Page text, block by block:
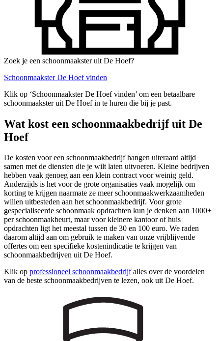
Zoek je een schoonmaakster uit De Hoef?
Schoonmaakster De Hoef vinden
Klik op ‘Schoonmaakster De Hoef vinden’ om een betaalbare
schoonmaakster uit De Hoef in te huren die bij je past.
Wat kost een schoonmaakbedrijf uit De
Hoef
De kosten voor een schoonmaakbedrijf hangen uiteraard altijd
samen met de diensten die je wilt laten uitvoeren. Kleine bedrijven
hebben vaak genoeg aan een klein contract voor weinig geld.
Anderzijds is het voor de grote organisaties vaak mogelijk om
korting te krijgen naarmate ze meer schoonmaakwerkzaamheden
willen uitbesteden aan het schoonmaakbedrijf. Voor grote
gespecialiseerde schoonmaak opdrachten kun je denken aan 1000+
per schoonmaakbeurt, maar voor kleinere kantoor of huis
opdrachten ligt het meestal tussen de 30 en 100 euro. We raden
daarom altijd aan om gebruik te maken van onze vrijblijvende
offertes om een specifieke kostenindicatie te krijgen van
schoonmaakbedrijven uit De Hoef.
Klik op professioneel schoonmaakbedrijfalles over de voordelen
van de beste schoonmaakbedrijven te lezen, ook uit De Hoef.